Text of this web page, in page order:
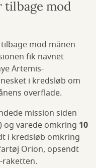
tilbage mod
mod månen
fik navnet
Artemis-
i kredsløb om
overflade.
mission siden
og varede omkring 10
i kredsløb omkring
Orion, opsendt
raketten.